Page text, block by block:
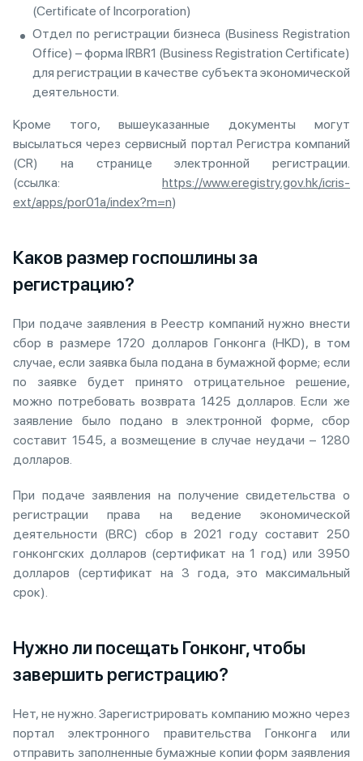
(Certificate of Incorporation)
Отдел по регистрации бизнеса (Business Registration
Office) – форма IRBR1 (Business Registration Certificate)
для регистрации в качестве субъекта экономической
деятельности.
Кроме того, вышеуказанные документы могут
высылаться через сервисный портал Регистра компаний
(CR) на странице электронной регистрации.
(ссылка: https://www.eregistry.gov.hk/icris-
ext/apps/por01a/index?m=n)
Каков размер госпошлины за
регистрацию?
При подаче заявления в Реестр компаний нужно внести
сбор в размере 1720 долларов Гонконга (HKD), в том
случае, если заявка была подана в бумажной форме; если
по заявке будет принято отрицательное решение,
можно потребовать возврата 1425 долларов. Если же
заявление было подано в электронной форме, сбор
составит 1545, а возмещение в случае неудачи – 1280
долларов.
При подаче заявления на получение свидетельства о
регистрации права на ведение экономической
деятельности (BRC) сбор в 2021 году составит 250
гонконгских долларов (сертификат на 1 год) или 3950
долларов (сертификат на 3 года, это максимальный
срок).
Нужно ли посещать Гонконг, чтобы
завершить регистрацию?
Нет, не нужно. Зарегистрировать компанию можно через
портал электронного правительства Гонконга или
отправить заполненные бумажные копии форм заявления